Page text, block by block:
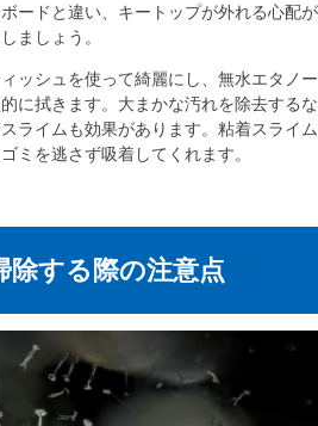
ードと違い、キートップが外れる心配が
ましょう。
ッシュを使って綺麗にし、無水エタノー
に拭きます。大まかな汚れを除去するな
ライムも効果があります。粘着スライム
ミを逃さず吸着してくれます。
除する際の注意点